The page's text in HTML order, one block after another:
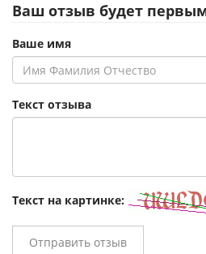
Ваш отзыв будет
Ваше имя
Текст отзыва
Текст на картинке:
Отправить отзыв